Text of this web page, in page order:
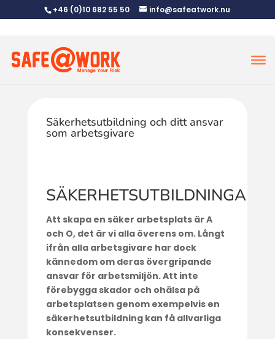
+46 (0)10 682 55 50 info@safeatwork.nu
Säkerhetsutbildning och ditt ansvar
som arbetsgivare
SÄKERHETSUTBILDNINGAR
Att skapa en säker arbetsplats är A
och O, det är vi alla överens om. Långt
ifrån alla arbetsgivare har dock
kännedom om deras övergripande
ansvar för arbetsmiljön. Att inte
förebygga skador och ohälsa på
arbetsplatsen genom exempelvis en
säkerhetsutbildning kan få allvarliga
konsekvenser.